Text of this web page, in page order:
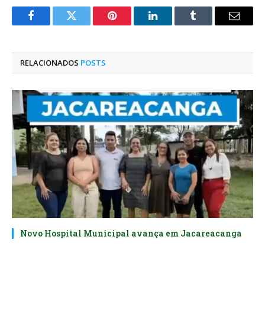
FacebookTwitter Pinterest O
Tumblr
E-
RELACIONADOS POSTS
Novo Hospital Municipal avança em Jacareacanga